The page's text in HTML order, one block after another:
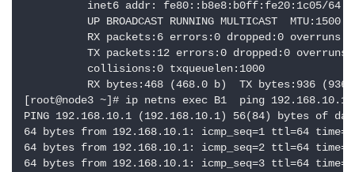
inet6 addr: fe80::b8e8:b0ff:fe20:1c05/64
UP BROADCAST RUNNING MULTICAST  MTU:1500
RX packets:6 errors:0 dropped:0 overruns:0
TX packets:12 errors:0 dropped:0
collisions:0 txqueuelen:1000
RX bytes:468 (468.0 b)  TX bytes:936
[root@node3 ~]# ip netns exec B1  ping 192.168.10.1
PING 192.168.10.1 (192.168.10.1) 56(84) bytes of
64 bytes from 192.168.10.1: icmp_seq=1 ttl=64
64 bytes from 192.168.10.1: icmp_seq=2 ttl=64
64 bytes from 192.168.10.1: icmp_seq=3 ttl=64